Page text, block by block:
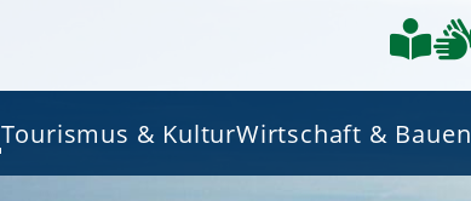
Tourismus & KulturWirtschaft & Bauen